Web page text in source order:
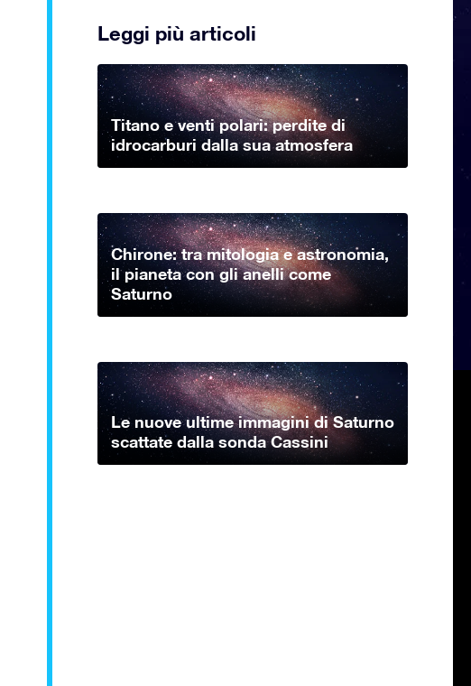
Leggi più articoli
Titano e venti polari: perdite di
idrocarburi dalla sua atmosfera
Chirone: tra mitologia e astronomia,
il pianeta con gli anelli come
Saturno
Le nuove ultime immagini di Saturno
scattate dalla sonda Cassini